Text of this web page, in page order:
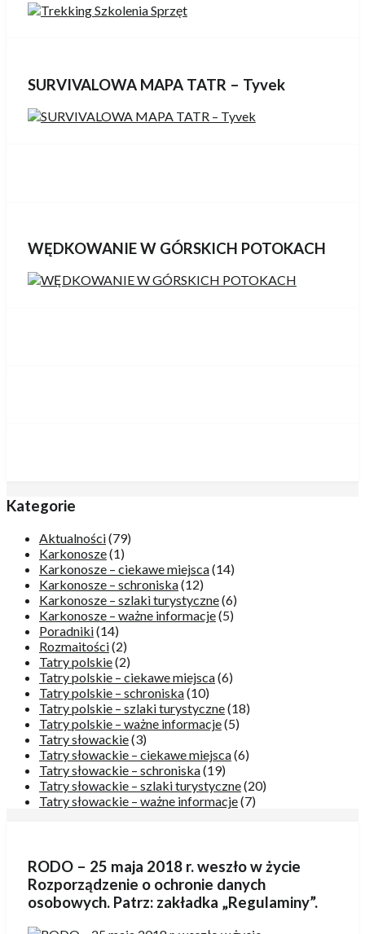
SURVIVALOWA MAPA TATR – Tyvek
WĘDKOWANIE W GÓRSKICH POTOKACH
Kategorie
Aktualności(79)
Karkonosze(1)
Karkonosze – ciekawe miejsca(14)
Karkonosze – schroniska(12)
Karkonosze – szlaki turystyczne(6)
Karkonosze – ważne informacje(5)
Poradniki(14)
Rozmaitości(2)
Tatry polskie(2)
Tatry polskie – ciekawe miejsca(6)
Tatry polskie – schroniska(10)
Tatry polskie – szlaki turystyczne(18)
Tatry polskie – ważne informacje(5)
Tatry słowackie(3)
Tatry słowackie – ciekawe miejsca(6)
Tatry słowackie – schroniska(19)
Tatry słowackie – szlaki turystyczne(20)
Tatry słowackie – ważne informacje(7)
RODO – 25 maja 2018 r. weszło w życie
Rozporządzenie o ochronie danych
osobowych. Patrz: zakładka „Regulaminy”.